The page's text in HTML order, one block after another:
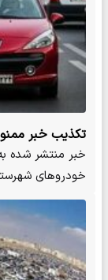
تکذیب خبر
خبر منتشر شده
خودروهای